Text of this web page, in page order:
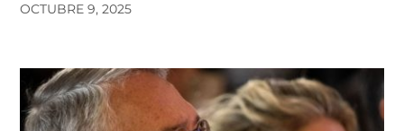
OCTUBRE 9, 2025